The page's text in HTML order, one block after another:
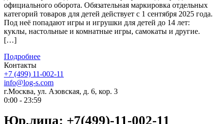
официального оборота. Обязательная маркировка отдельных
категорий товаров для детей действует с 1 сентября 2025 года.
Под неё попадают игры и игрушки для детей до 14 лет:
куклы, настольные и комнатные игры, самокаты и другие.
[…]
Подробнее
Контакты
+7 (499) 11-002-11
info@log-s.com
г.Москва, ул. Азовская, д. 6, кор. 3
0:00 - 23:59
Юр.лица: +7(499)-11-002-11